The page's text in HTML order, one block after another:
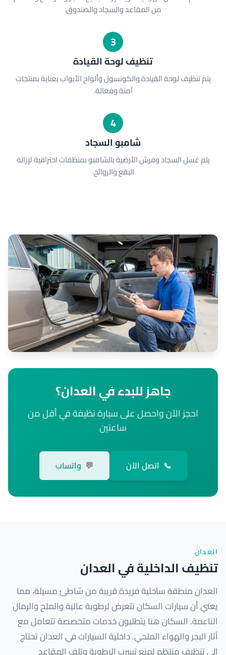
من المقاعد والسجاد والصندوق.
3
تنظيف لوحة القيادة
يتم تنظيف لوحة القيادة والكونسول وألواح الأبواب بعناية بمنتجات
آمنة وفعالة.
4
شامبو السجاد
يتم غسل السجاد وفرش الأرضية بالشامبو بمنظفات احترافية لإزالة
البقع والروائح.
جاهز للبدء في العدان؟
احجز الآن واحصل على سيارة نظيفة في أقل من
ساعتين
📞 اتصل الآن 💬 واتساب
العدان
تنظيف الداخلية في العدان
العدان منطقة ساحلية فريدة قريبة من شاطئ مسيلة، مما
يعني أن سيارات السكان تتعرض لرطوبة عالية والملح والرمال
الناعمة. السكان هنا يتطلبون خدمات متخصصة تتعامل مع
آثار البحر والهواء الملحي. داخلية السيارات في العدان تحتاج
إلى تنظيف منتظم لمنع تسرب الرطوبة وتلف المقاعد